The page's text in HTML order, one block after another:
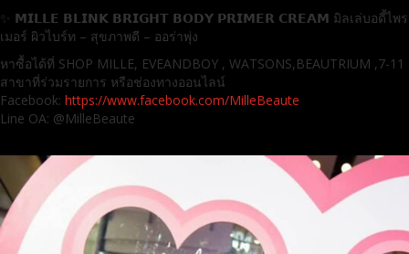
✨ 𝗠𝗜𝗟𝗟𝗘 𝗕𝗟𝗜𝗡𝗞 𝗕𝗥𝗜𝗚𝗛𝗧 𝗕𝗢𝗗𝗬 𝗣𝗥𝗜𝗠𝗘𝗥 𝗖𝗥𝗘𝗔𝗠 มิลเล่บอดี้ไพร
เมอร์ ผิวไบร์ท – สุขภาพดี – ออร่าพุ่ง
หาซื้อได้ที่ SHOP MILLE, EVEANDBOY , WATSONS,BEAUTRIUM ,7-11
สาขาที่ร่วมรายการ หรือช่องทางออนไลน์
Facebook: https://www.facebook.com/MilleBeaute
Line OA: @MilleBeaute